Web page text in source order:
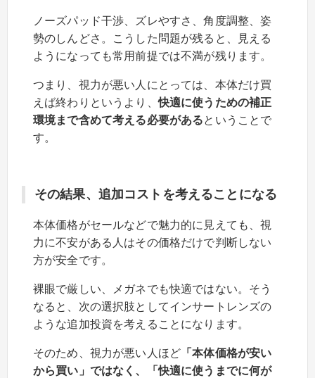
ノーズパッド干渉、ズレやすさ、角度調整、姿
勢のしんどさ。こうした問題が残ると、見える
ようになっても常用前提では不満が残ります。
つまり、視力が悪い人にとっては、本体だけ買
えば終わりというより、快適に使うための補正
環境まで含めて考える必要があるということで
す。
その結果、追加コストを考えることになる
本体価格がセールなどで魅力的に見えても、視
力に不安がある人はその価格だけで判断しない
方が安全です。
裸眼で厳しい、メガネでも快適ではない。そう
なると、次の選択肢としてインサートレンズの
ような追加投資を考えることになります。
そのため、視力が悪い人ほど 「本体価格が安い
から買い」ではなく、「快適に使うまでに何が